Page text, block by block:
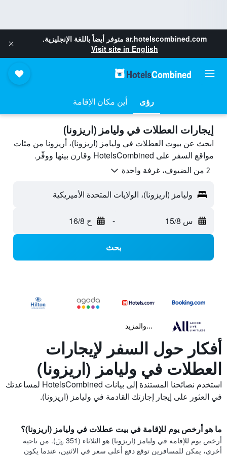
ar.hotelscombined.com متوفر أيضاً باللغة الإنجليزية.
Visit site in English
رؤى أين مكان الإقامة
إيجارات العطلات في وليامز (اريزونا)
ابحث عن بيوت العطلات في وليامز (اريزونا)، أريزونا من مئات
مواقع السفر على HotelsCombined وقارن بينها ووفّر.
2 من الضيوف، غرفة واحدة
وليامز (اريزونا)، الولايات المتحدة الأميريكية
س 15/8 - ح 16/8
بحث
...والمزيد
أفكار حول السفر لإيجارات
العطلات في وليامز (اريزونا)
استخدم نصائحنا المستندة إلى بيانات HotelsCombined لمساعدتك
في العثور على إيجار إجازتك القادمة في وليامز (اريزونا).
ما هو أرخص يوم للإقامة في بيت عطلات في وليامز (اريزونا)؟
أرخص يوم للإقامة في وليامز (اريزونا) هو الثلاثاء (351 ﷼). من ناحية
أخرى، يمكن للمسافرين توقع دفع أعلى سعر في الاثنين، عندما يكون